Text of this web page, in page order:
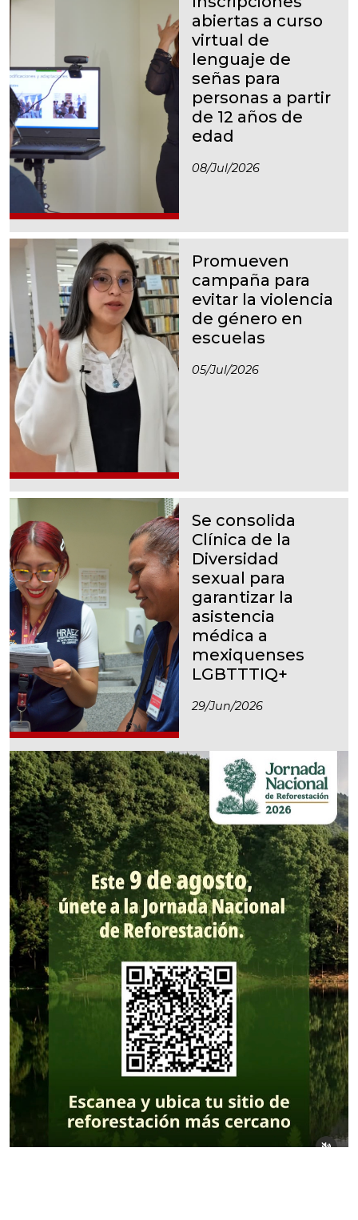
abiertas a curso
virtual de
lenguaje de
señas para
personas a partir
de 12 años de
edad
08/jul/2026
Promueven
campaña para
evitar la violencia
de género en
escuelas
05/jul/2026
Se consolida
Clínica de la
Diversidad
sexual para
garantizar la
asistencia
médica a
mexiquenses
LGBTTTIQ+
29/jun/2026